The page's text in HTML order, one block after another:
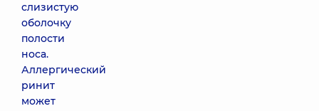
слизистую
оболочку
полости
носа.
Аллергический
ринит
может